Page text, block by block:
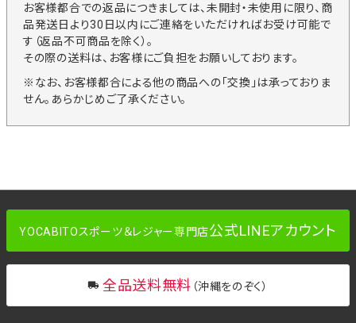
お客様都合での返品につきましては、未開封・未使用に限り、商
品発送日より30日以内にご連絡をいただければお受け可能で
す（返品不可商品を除く）。
その際の送料は、お客様にご負担をお願いしております。
※なお、お客様都合による他の商品への「交換」は承っておりま
せん。あらかじめご了承ください。
YOCABITOスポーツ＆レジャー専門店公式LINEアカウント
全品送料無料 （沖縄をのぞく）